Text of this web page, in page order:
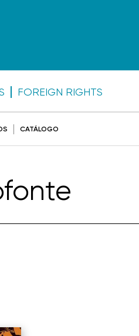
FOREIGN RIGHTS
CATÁLOGO